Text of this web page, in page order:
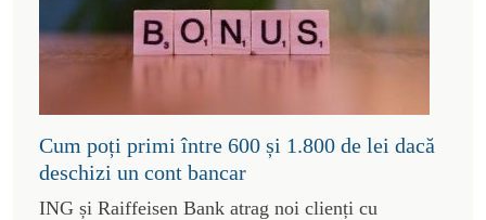
Cum poți primi între 600 și 1.800 de lei dacă
deschizi un cont bancar
ING și Raiffeisen Bank atrag noi clienți cu